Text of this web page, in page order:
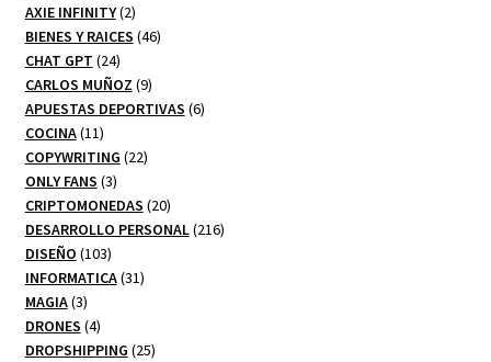
productos
AXIE INFINITY 22
productos
BIENES Y RAICES 4646
CHAT GPT 2424
productos
CARLOS MUÑOZ 99
productos
APUESTAS DEPORTIVAS 66
COCINA 1111
productos
COPYWRITING 2222
ONLY FANS 33
productos
CRIPTOMONEDAS 2020
productos
DESARROLLO PERSONAL 216216
DISEÑO 103103
productos
INFORMATICA 3131
MAGIA 33
productos
DRONES 44
productos
DROPSHIPPING 2525